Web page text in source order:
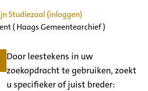
Studiezaal (inloggen)
( Haags Gemeentearchief )
Door leestekens in uw
zoekopdracht te gebruiken, zoekt
u specifieker of juist breder: